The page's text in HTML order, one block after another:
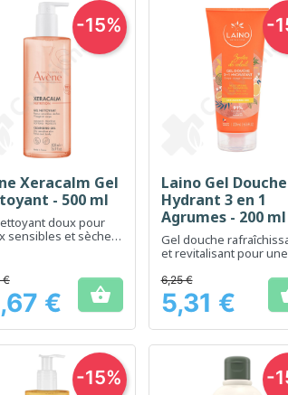
Aperçu rapide
Xeracalm Gel
- 500 ml
doux pour
sensibles et sèches,
€
€ 
-15%
Aperçu rapide
Laino Gel Douche
Hydrant 3 en 1
Agrumes - 200 ml
Gel douche
et revitalisant pour une
Prix
6,25 €
5,31 €
-
-15% -